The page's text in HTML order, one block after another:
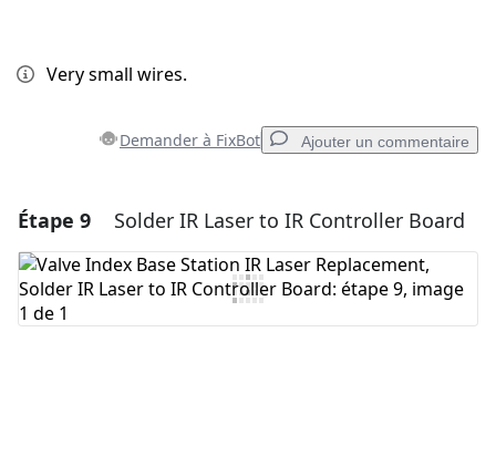
Very small wires.
Demander à FixBot Ajouter un commentaire
Ajouter un commentaire
Ajouter un commentaire
Étape 9 Solder IR Laser to IR Controller Board